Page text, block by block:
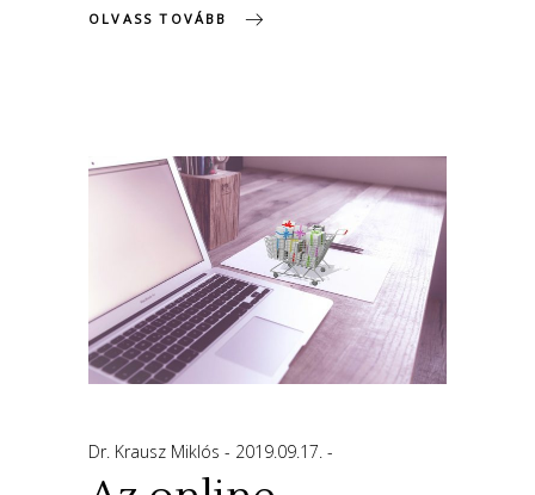
OLVASS TOVÁBB
Dr. Krausz Miklós 2019.09.17.